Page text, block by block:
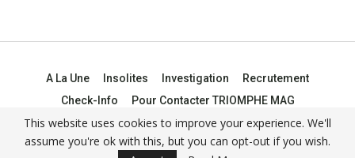
A La Une Insolites Investigation
Recrutement
Check-Info
Pour Contacter TRIOMPHE MAG
© 2021 -Triomphe Mag
This website uses cookies to improve your experience. We'll
assume you're ok with this, but you can opt-out if you wish.